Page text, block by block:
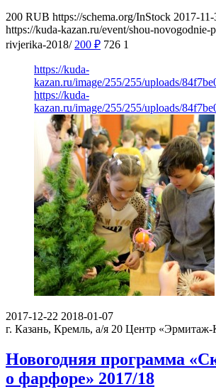
200 RUB https://schema.org/InStock 2017-
https://kuda-kazan.ru/event/shou-novogodnie-
rivjerika-2018/ 200 ₽ 726 1
https://kuda-
kazan.ru/image/255/255/uploads/
https://kuda-
kazan.ru/image/255/255/uploads/
2017-12-22 2018-01-07
г. Казань, Кремль, а/я 20 Центр «Эрмитаж-
Новогодняя программа
о фарфоре» 2017/18